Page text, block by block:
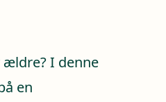
ældre? I denne
en